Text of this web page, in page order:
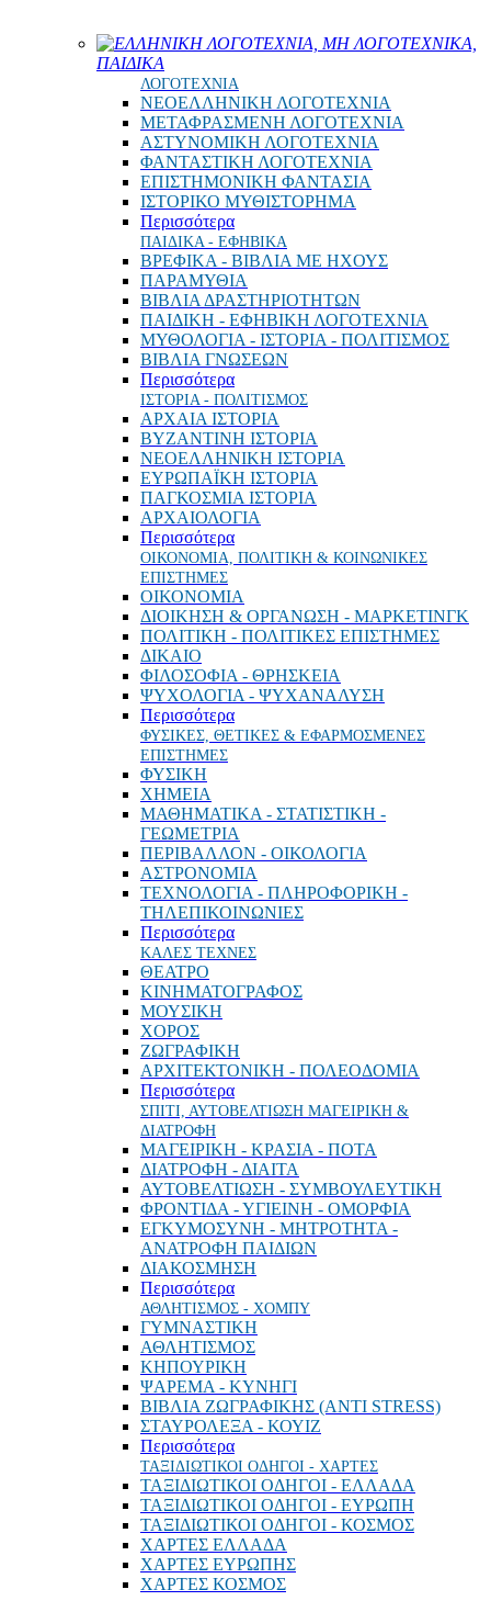
ΕΛΛΗΝΙΚΗ ΛΟΓΟΤΕΧΝΙΑ, ΜΗ ΛΟΓΟΤΕΧΝΙΚΑ,
ΠΑΙΔΙΚΑ
ΛΟΓΟΤΕΧΝΙΑ
ΝΕΟΕΛΛΗΝΙΚΗ ΛΟΓΟΤΕΧΝΙΑ
ΜΕΤΑΦΡΑΣΜΕΝΗ ΛΟΓΟΤΕΧΝΙΑ
ΑΣΤΥΝΟΜΙΚΗ ΛΟΓΟΤΕΧΝΙΑ
ΦΑΝΤΑΣΤΙΚΗ ΛΟΓΟΤΕΧΝΙΑ
ΕΠΙΣΤΗΜΟΝΙΚΗ ΦΑΝΤΑΣΙΑ
ΙΣΤΟΡΙΚΟ ΜΥΘΙΣΤΟΡΗΜΑ
Περισσότερα
ΠΑΙΔΙΚΑ - ΕΦΗΒΙΚΑ
ΒΡΕΦΙΚΑ - ΒΙΒΛΙΑ ΜΕ ΗΧΟΥΣ
ΠΑΡΑΜΥΘΙΑ
ΒΙΒΛΙΑ ΔΡΑΣΤΗΡΙΟΤΗΤΩΝ
ΠΑΙΔΙΚΗ - ΕΦΗΒΙΚΗ ΛΟΓΟΤΕΧΝΙΑ
ΜΥΘΟΛΟΓΙΑ - ΙΣΤΟΡΙΑ - ΠΟΛΙΤΙΣΜΟΣ
ΒΙΒΛΙΑ ΓΝΩΣΕΩΝ
Περισσότερα
ΙΣΤΟΡΙΑ - ΠΟΛΙΤΙΣΜΟΣ
ΑΡΧΑΙΑ ΙΣΤΟΡΙΑ
ΒΥΖΑΝΤΙΝΗ ΙΣΤΟΡΙΑ
ΝΕΟΕΛΛΗΝΙΚΗ ΙΣΤΟΡΙΑ
ΕΥΡΩΠΑΪΚΗ ΙΣΤΟΡΙΑ
ΠΑΓΚΟΣΜΙΑ ΙΣΤΟΡΙΑ
ΑΡΧΑΙΟΛΟΓΙΑ
Περισσότερα
ΟΙΚΟΝΟΜΙΑ, ΠΟΛΙΤΙΚΗ & ΚΟΙΝΩΝΙΚΕΣ
ΕΠΙΣΤΗΜΕΣ
ΟΙΚΟΝΟΜΙΑ
ΔΙΟΙΚΗΣΗ & ΟΡΓΑΝΩΣΗ - ΜΑΡΚΕΤΙΝΓΚ
ΠΟΛΙΤΙΚΗ - ΠΟΛΙΤΙΚΕΣ ΕΠΙΣΤΗΜΕΣ
ΔΙΚΑΙΟ
ΦΙΛΟΣΟΦΙΑ - ΘΡΗΣΚΕΙΑ
ΨΥΧΟΛΟΓΙΑ - ΨΥΧΑΝΑΛΥΣΗ
Περισσότερα
ΦΥΣΙΚΕΣ, ΘΕΤΙΚΕΣ & ΕΦΑΡΜΟΣΜΕΝΕΣ
ΕΠΙΣΤΗΜΕΣ
ΦΥΣΙΚΗ
ΧΗΜΕΙΑ
ΜΑΘΗΜΑΤΙΚΑ - ΣΤΑΤΙΣΤΙΚΗ -
ΓΕΩΜΕΤΡΙΑ
ΠΕΡΙΒΑΛΛΟΝ - ΟΙΚΟΛΟΓΙΑ
ΑΣΤΡΟΝΟΜΙΑ
ΤΕΧΝΟΛΟΓΙΑ - ΠΛΗΡΟΦΟΡΙΚΗ -
ΤΗΛΕΠΙΚΟΙΝΩΝΙΕΣ
Περισσότερα
ΚΑΛΕΣ ΤΕΧΝΕΣ
ΘΕΑΤΡΟ
ΚΙΝΗΜΑΤΟΓΡΑΦΟΣ
ΜΟΥΣΙΚΗ
ΧΟΡΟΣ
ΖΩΓΡΑΦΙΚΗ
ΑΡΧΙΤΕΚΤΟΝΙΚΗ - ΠΟΛΕΟΔΟΜΙΑ
Περισσότερα
ΣΠΙΤΙ, ΑΥΤΟΒΕΛΤΙΩΣΗ ΜΑΓΕΙΡΙΚΗ &
ΔΙΑΤΡΟΦΗ
ΜΑΓΕΙΡΙΚΗ - ΚΡΑΣΙΑ - ΠΟΤΑ
ΔΙΑΤΡΟΦΗ - ΔΙΑΙΤΑ
ΑΥΤΟΒΕΛΤΙΩΣΗ - ΣΥΜΒΟΥΛΕΥΤΙΚΗ
ΦΡΟΝΤΙΔΑ - ΥΓΙΕΙΝΗ - ΟΜΟΡΦΙΑ
ΕΓΚΥΜΟΣΥΝΗ - ΜΗΤΡΟΤΗΤΑ -
ΑΝΑΤΡΟΦΗ ΠΑΙΔΙΩΝ
ΔΙΑΚΟΣΜΗΣΗ
Περισσότερα
ΑΘΛΗΤΙΣΜΟΣ - ΧΟΜΠΥ
ΓΥΜΝΑΣΤΙΚΗ
ΑΘΛΗΤΙΣΜΟΣ
ΚΗΠΟΥΡΙΚΗ
ΨΑΡΕΜΑ - ΚΥΝΗΓΙ
ΒΙΒΛΙΑ ΖΩΓΡΑΦΙΚΗΣ (ANTI STRESS)
ΣΤΑΥΡΟΛΕΞΑ - ΚΟΥΙΖ
Περισσότερα
ΤΑΞΙΔΙΩΤΙΚΟΙ ΟΔΗΓΟΙ - ΧΑΡΤΕΣ
ΤΑΞΙΔΙΩΤΙΚΟΙ ΟΔΗΓΟΙ - ΕΛΛΑΔΑ
ΤΑΞΙΔΙΩΤΙΚΟΙ ΟΔΗΓΟΙ - ΕΥΡΩΠΗ
ΤΑΞΙΔΙΩΤΙΚΟΙ ΟΔΗΓΟΙ - ΚΟΣΜΟΣ
ΧΑΡΤΕΣ ΕΛΛΑΔΑ
ΧΑΡΤΕΣ ΕΥΡΩΠΗΣ
ΧΑΡΤΕΣ ΚΟΣΜΟΣ